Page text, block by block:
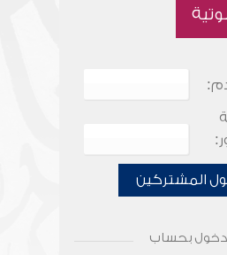
المشتركين
بحساب